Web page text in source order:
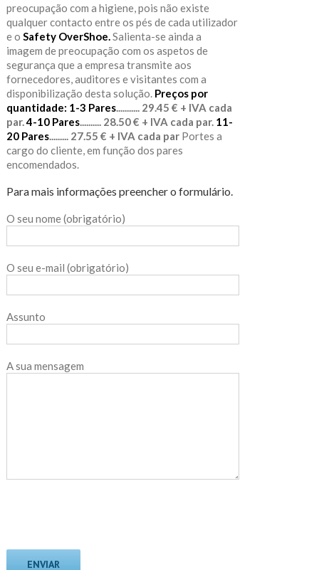
preocupação com a higiene, pois não existe
qualquer contacto entre os pés de cada utilizador
e o Safety OverShoe. Salienta-se ainda a
imagem de preocupação com os aspetos de
segurança que a empresa transmite aos
fornecedores, auditores e visitantes com a
disponibilização desta solução. Preços por
quantidade: 1-3 Pares........... 29.45 € + IVA cada
par. 4-10 Pares.......... 28.50 € + IVA cada par. 11-
20 Pares......... 27.55 € + IVA cada parPortes a
cargo do cliente, em função dos pares
encomendados.
Para mais informações preencher o formulário.
O seu nome (obrigatório)
O seu e-mail (obrigatório)
Assunto
A sua mensagem